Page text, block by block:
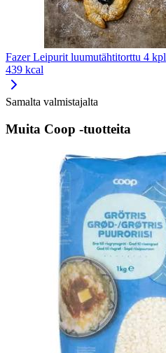
Fazer Leipurit luumutähtitorttu 4 kpl
439 kcal
Samalta valmistajalta
Muita Coop -tuotteita